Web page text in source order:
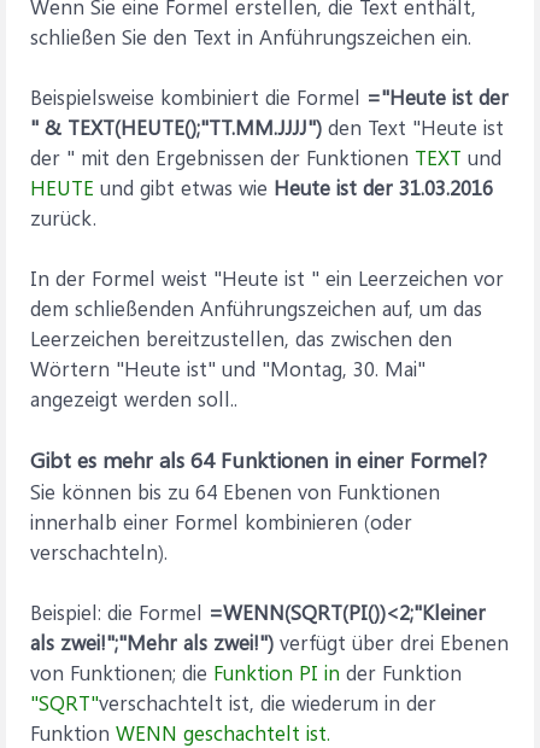
Wenn Sie eine Formel erstellen, die Text enthält,
schließen Sie den Text in Anführungszeichen ein.
Beispielsweise kombiniert die Formel ="Heute ist der
" & TEXT(HEUTE();"TT.MM.JJJJ") den Text "Heute ist
der " mit den Ergebnissen der Funktionen TEXT und
HEUTE und gibt etwas wie Heute ist der 31.03.2016
zurück.
In der Formel weist "Heute ist " ein Leerzeichen vor
dem schließenden Anführungszeichen auf, um das
Leerzeichen bereitzustellen, das zwischen den
Wörtern "Heute ist" und "Montag, 30. Mai"
angezeigt werden soll..
Gibt es mehr als 64 Funktionen in einer Formel?
Sie können bis zu 64 Ebenen von Funktionen
innerhalb einer Formel kombinieren (oder
verschachteln).
Beispiel: die Formel =WENN(SQRT(PI())<2;"Kleiner
als zwei!";"Mehr als zwei!") verfügt über drei Ebenen
von Funktionen; die Funktion PI in der Funktion
"SQRT"verschachtelt ist, die wiederum in der
Funktion WENN geschachtelt ist.